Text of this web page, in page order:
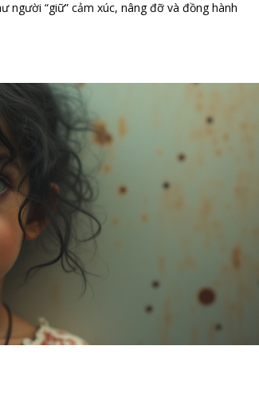
người “giữ” cảm xúc, nâng đỡ và đồng hành